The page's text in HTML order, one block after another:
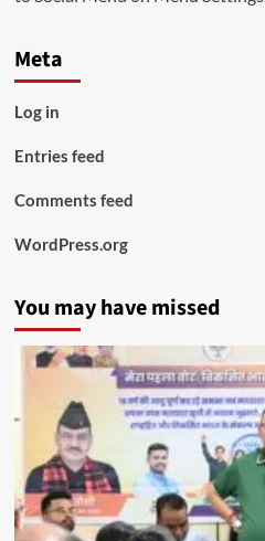
Meta
Log in
Entries feed
Comments feed
WordPress.org
You may have missed